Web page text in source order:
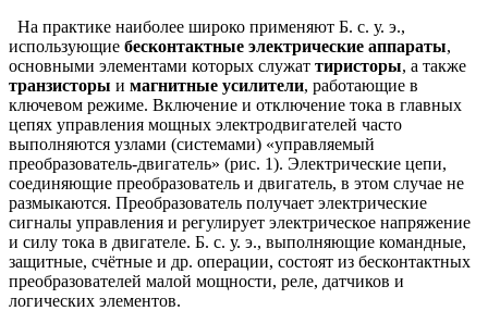
На практике наиболее широко применяют Б. с. у. э.,
использующие бесконтактные электрические аппараты,
основными элементами которых служат тиристоры, а также
транзисторы и магнитные усилители, работающие в
ключевом режиме. Включение и отключение тока в главных
цепях управления мощных электродвигателей часто
выполняются узлами (системами) «управляемый
преобразователь-двигатель» (рис. 1). Электрические цепи,
соединяющие преобразователь и двигатель, в этом случае не
размыкаются. Преобразователь получает электрические
сигналы управления и регулирует электрическое напряжение
и силу тока в двигателе. Б. с. у. э., выполняющие командные,
защитные, счётные и др. операции, состоят из бесконтактных
преобразователей малой мощности, реле, датчиков и
логических элементов.